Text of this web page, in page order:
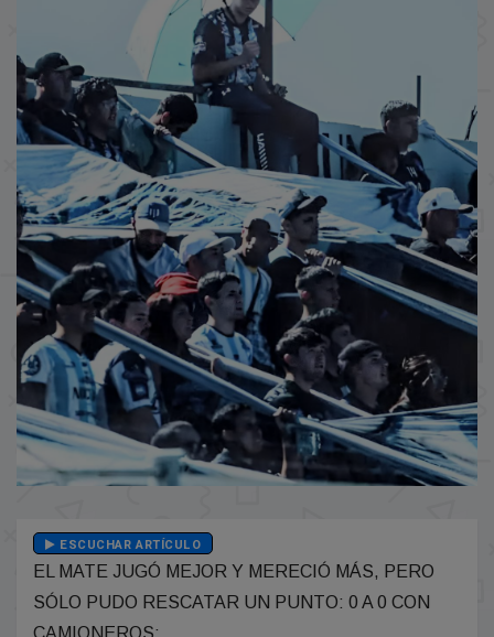
ESCUCHAR ARTÍCULO
EL MATE JUGÓ MEJOR Y MERECIÓ MÁS, PERO
SÓLO PUDO RESCATAR UN PUNTO: 0 A 0 CON
CAMIONEROS: